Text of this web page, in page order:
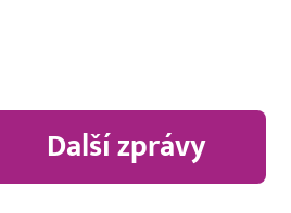
Další zprávy